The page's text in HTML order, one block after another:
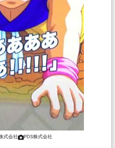
式会社 PDS株式会社